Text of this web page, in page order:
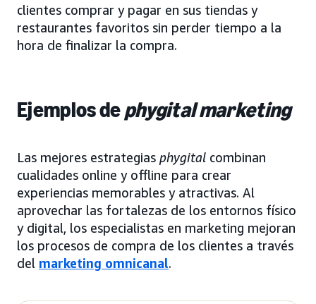
clientes comprar y pagar en sus tiendas y
restaurantes favoritos sin perder tiempo a la
hora de finalizar la compra.
Ejemplos dephygital marketing
Las mejores estrategias phygital combinan
cualidades online y offline para crear
experiencias memorables y atractivas. Al
aprovechar las fortalezas de los entornos físico
y digital, los especialistas en marketing mejoran
los procesos de compra de los clientes a través
del marketing omnicanal.